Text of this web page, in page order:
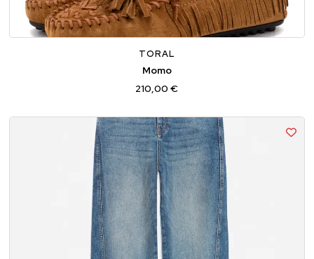
TORAL
Momo
210,00 €
36 37 38 39 40 41